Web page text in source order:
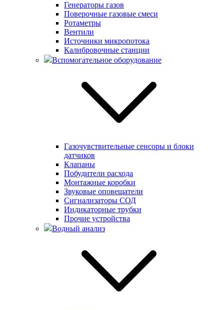
Генераторы газов
Поверочные газовые смеси
Ротаметры
Вентили
Источники микропотока
Калибровочные станции
Вспомогательное оборудование
Газочувствительные сенсоры и блоки
датчиков
Клапаны
Побудители расхода
Монтажные коробки
Звуковые оповещатели
Сигнализаторы СОД
Индикаторные трубки
Прочие устройства
Водный анализ